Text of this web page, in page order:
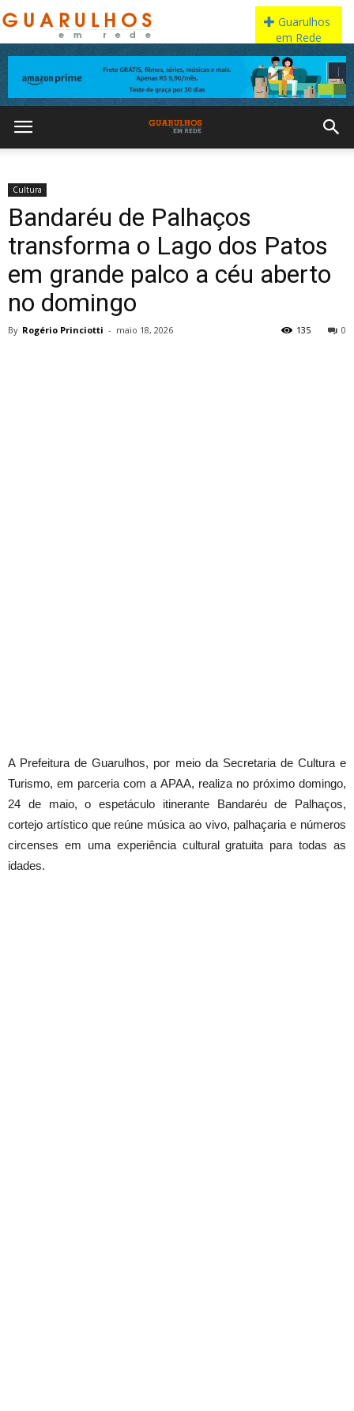
Cultura
Bandaréu de Palhaços
transforma o Lago dos Patos
em grande palco a céu aberto
no domingo
By Rogério Princiotti - maio 18, 2026 0
135
A Prefeitura de Guarulhos, por meio da Secretaria de Cultura e
Turismo, em parceria com a APAA, realiza no próximo domingo,
24 de maio, o espetáculo itinerante Bandaréu de Palhaços,
cortejo artístico que reúne música ao vivo, palhaçaria e números
circenses em uma experiência cultural gratuita para todas as
idades.